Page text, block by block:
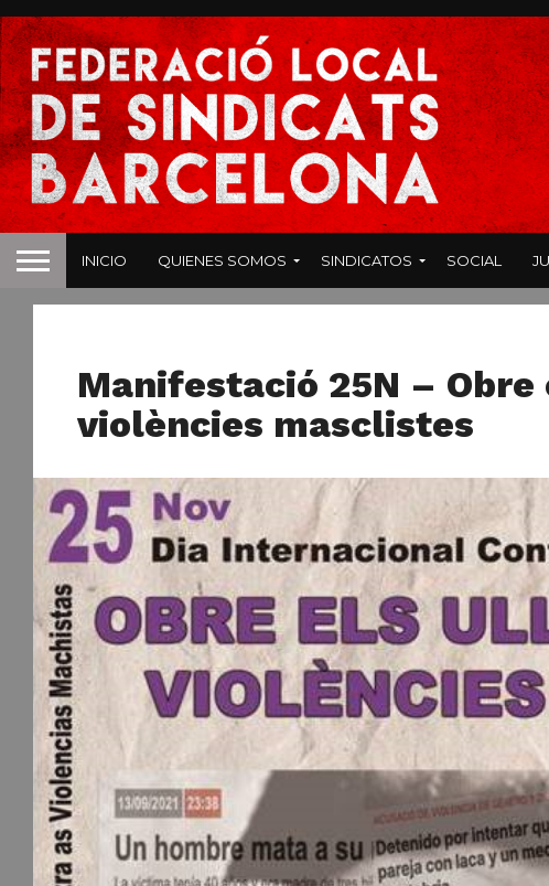
INICIO QUIENES SOMOS SINDICATOS SOCIAL
Manifestació 25N –
violències masclistes